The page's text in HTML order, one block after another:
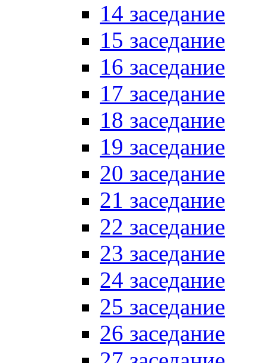
14 заседание
15 заседание
16 заседание
17 заседание
18 заседание
19 заседание
20 заседание
21 заседание
22 заседание
23 заседание
24 заседание
25 заседание
26 заседание